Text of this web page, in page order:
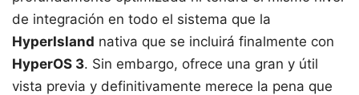
de integración en todo el sistema que la
HyperIsland nativa que se incluirá finalmente con
HyperOS 3. Sin embargo, ofrece una gran y útil
vista previa y definitivamente merece la pena que